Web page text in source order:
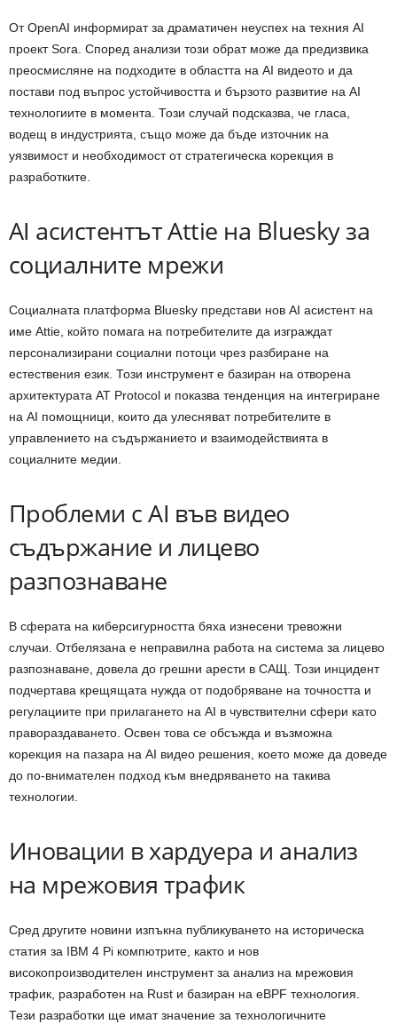
От OpenAI информират за драматичен неуспех на техния AI
проект Sora. Според анализи този обрат може да предизвика
преосмисляне на подходите в областта на AI видеото и да
постави под въпрос устойчивостта и бързото развитие на AI
технологиите в момента. Този случай подсказва, че гласа,
водещ в индустрията, също може да бъде източник на
уязвимост и необходимост от стратегическа корекция в
разработките.
AI асистентът Attie на Bluesky за
социалните мрежи
Социалната платформа Bluesky представи нов AI асистент на
име Attie, който помага на потребителите да изграждат
персонализирани социални потоци чрез разбиране на
естествения език. Този инструмент е базиран на отворена
архитектурата AT Protocol и показва тенденция на интегриране
на AI помощници, които да улесняват потребителите в
управлението на съдържанието и взаимодействията в
социалните медии.
Проблеми с AI във видео
съдържание и лицево
разпознаване
В сферата на киберсигурността бяха изнесени тревожни
случаи. Отбелязана е неправилна работа на система за лицево
разпознаване, довела до грешни арести в САЩ. Този инцидент
подчертава крещящата нужда от подобряване на точността и
регулациите при прилагането на AI в чувствителни сфери като
правораздаването. Освен това се обсъжда и възможна
корекция на пазара на AI видео решения, което може да доведе
до по-внимателен подход към внедряването на такива
технологии.
Иновации в хардуера и анализ
на мрежовия трафик
Сред другите новини изпъкна публикуването на историческа
статия за IBM 4 Pi компютрите, както и нов
високопроизводителен инструмент за анализ на мрежовия
трафик, разработен на Rust и базиран на eBPF технология.
Тези разработки ще имат значение за технологичните